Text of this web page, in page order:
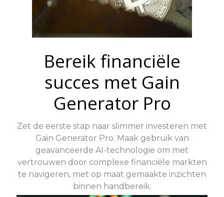
Bereik financiële
succes met Gain
Generator Pro
Zet de eerste stap naar slimmer investeren met
Gain Generator Pro. Maak gebruik van
geavanceerde AI-technologie om met
vertrouwen door complexe financiële markten
te navigeren, met op maat gemaakte inzichten
binnen handbereik.